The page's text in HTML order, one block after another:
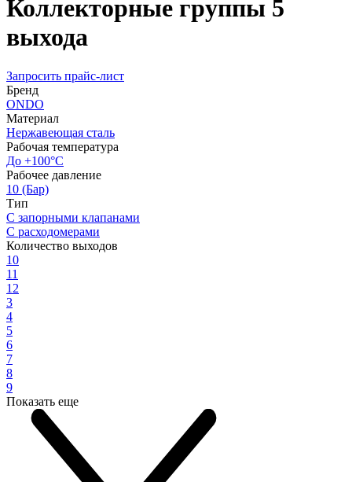
Коллекторные группы 5
выхода
Запросить прайс-лист
Бренд
ONDO
Материал
Нержавеющая сталь
Рабочая температура
До +100°С
Рабочее давление
10 (Бар)
Тип
С запорными клапанами
С расходомерами
Количество выходов
10
11
12
3
4
5
6
7
8
9
Показать еще